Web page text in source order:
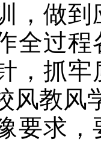
，做
全过
，抓
风教风
求，要